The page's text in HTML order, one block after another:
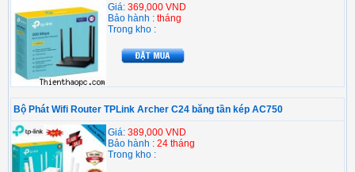
Giá: 369,000 VND
Bảo hành : tháng
Trong kho :
Bộ Phát Wifi Router TPLink Archer C24 băng tần kép AC750
Giá: 389,000 VND
Bảo hành : 24 tháng
Trong kho :